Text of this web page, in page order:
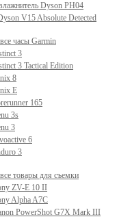
Dyson PH04
V15 Absolute Detected
часы Garmin
3
3 Tactical Edition
8
E
165
3s
3
6
3
товары для съемки
ZV-E 10 II
Alpha A7C
PowerShot G7X Mark III